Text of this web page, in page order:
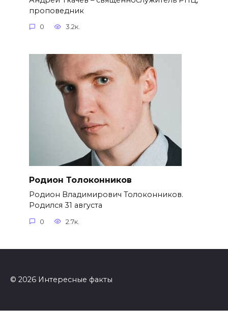
проповедник
0 3.2к.
Родион Толоконников
Родион Владимирович Толоконников.
Родился 31 августа
0 2.7к.
© 2026 Интересные факты